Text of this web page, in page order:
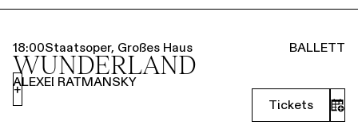
18:00Staatsoper, Großes Haus BALLETT
WUNDERLAND
ALEXEI RATMANSKY
Tickets
+